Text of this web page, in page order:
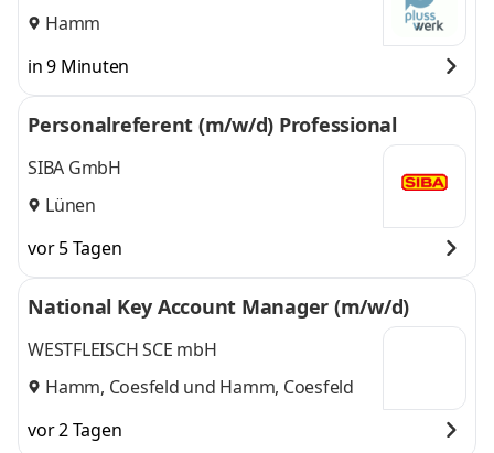
Hamm
in 9 Minuten
Personalreferent (m/w/d) Professional
SIBA GmbH
Lünen
vor 5 Tagen
National Key Account Manager (m/w/d)
WESTFLEISCH SCE mbH
Hamm, Coesfeld und Hamm, Coesfeld
vor 2 Tagen